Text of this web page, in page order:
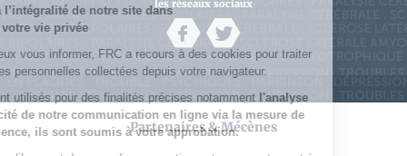
les réseaux sociaux
Partenaires & Mécènes